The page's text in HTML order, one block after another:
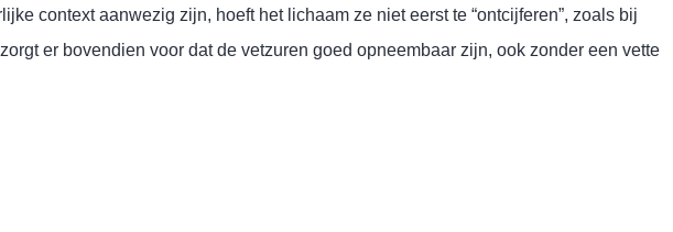
context aanwezig zijn, hoeft het lichaam ze niet eerst te “ontcijferen”, zoals bij
er bovendien voor dat de vetzuren goed opneembaar zijn, ook zonder een vette